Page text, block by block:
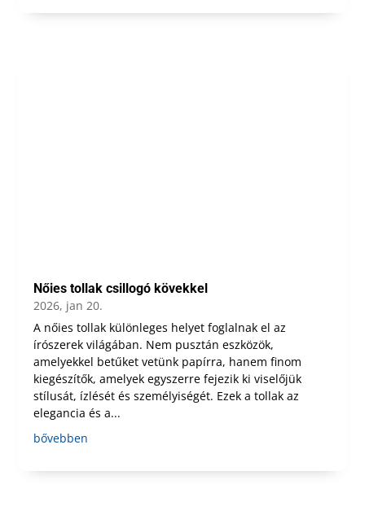
Nőies tollak csillogó kövekkel
2026, jan 20.
A nőies tollak különleges helyet foglalnak el az
írószerek világában. Nem pusztán eszközök,
amelyekkel betűket vetünk papírra, hanem finom
kiegészítők, amelyek egyszerre fejezik ki viselőjük
stílusát, ízlését és személyiségét. Ezek a tollak az
elegancia és a...
bővebben